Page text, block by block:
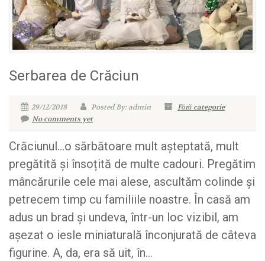
Serbarea de Crăciun
29/12/2018 Posted By: admin
Fără categorie
No comments yet
Crăciunul…o sărbătoare mult așteptată, mult
pregătită și însoțită de multe cadouri. Pregătim
mâncărurile cele mai alese, ascultăm colinde și
petrecem timp cu familiile noastre. În casă am
adus un brad și undeva, într-un loc vizibil, am
așezat o iesle miniaturală înconjurată de câteva
figurine. A, da, era să uit, în...